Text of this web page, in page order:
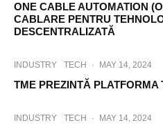
ONE CABLE AUTOMATION
CABLARE PENTRU
DESCENTRALIZATĂ
INDUSTRY TECH · MAY 14, 2024
TME PREZINTĂ PLATFORMA
INDUSTRY TECH · MAY 14, 2024